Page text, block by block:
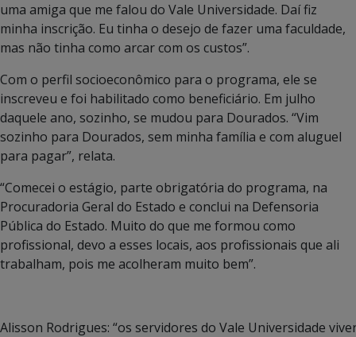
uma amiga que me falou do Vale Universidade. Daí fiz
minha inscrição. Eu tinha o desejo de fazer uma faculdade,
mas não tinha como arcar com os custos”.
Com o perfil socioeconômico para o programa, ele se
inscreveu e foi habilitado como beneficiário. Em julho
daquele ano, sozinho, se mudou para Dourados. “Vim
sozinho para Dourados, sem minha família e com aluguel
para pagar”, relata.
“Comecei o estágio, parte obrigatória do programa, na
Procuradoria Geral do Estado e conclui na Defensoria
Pública do Estado. Muito do que me formou como
profissional, devo a esses locais, aos profissionais que ali
trabalham, pois me acolheram muito bem”.
Alisson Rodrigues: “os servidores do Vale Universidade